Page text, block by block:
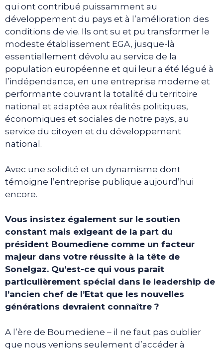
qui ont contribué puissamment au
développement du pays et à l’amélioration des
conditions de vie. Ils ont su et pu transformer le
modeste établissement EGA, jusque-là
essentiellement dévolu au service de la
population européenne et qui leur a été légué à
l’indépendance, en une entreprise moderne et
performante couvrant la totalité du territoire
national et adaptée aux réalités politiques,
économiques et sociales de notre pays, au
service du citoyen et du développement
national.
Avec une solidité et un dynamisme dont
témoigne l’entreprise publique aujourd’hui
encore.
Vous insistez également sur le soutien
constant mais exigeant de la part du
président Boumediene comme un facteur
majeur dans votre réussite à la tête de
Sonelgaz. Qu’est-ce qui vous paraît
particulièrement spécial dans le leadership de
l’ancien chef de l’Etat que les nouvelles
générations devraient connaître ?
A l’ère de Boumediene – il ne faut pas oublier
que nous venions seulement d’accéder à